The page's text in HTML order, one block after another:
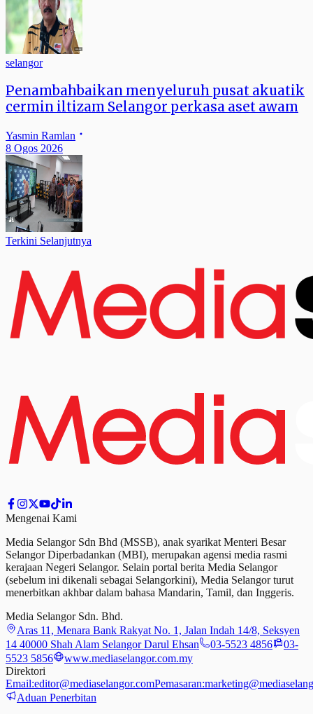
selangor
Penambahbaikan menyeluruh pusat akuatik
cermin iltizam Selangor perkasa aset awam
Yasmin Ramlan
8 Ogos 2026
Terkini Selanjutnya
Mengenai Kami
Media Selangor Sdn Bhd (MSSB), anak syarikat Menteri Besar
Selangor Diperbadankan (MBI), merupakan agensi media rasmi
kerajaan Negeri Selangor. Selain portal berita Media Selangor
(sebelum ini dikenali sebagai Selangorkini), Media Selangor turut
menerbitkan akhbar dalam bahasa Mandarin, Tamil, dan Inggeris.
Media Selangor Sdn. Bhd.
Aras 11, Menara Bank Rakyat No. 1, Jalan Indah 14/8, Seksyen
14 40000 Shah Alam Selangor Darul Ehsan
03-5523 4856
03-
5523 5856
www.mediaselangor.com.my
Direktori
Email:editor@mediaselangor.comPemasaran:
Aduan Penerbitan